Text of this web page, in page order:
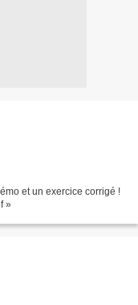
et un exercice corrigé !
»